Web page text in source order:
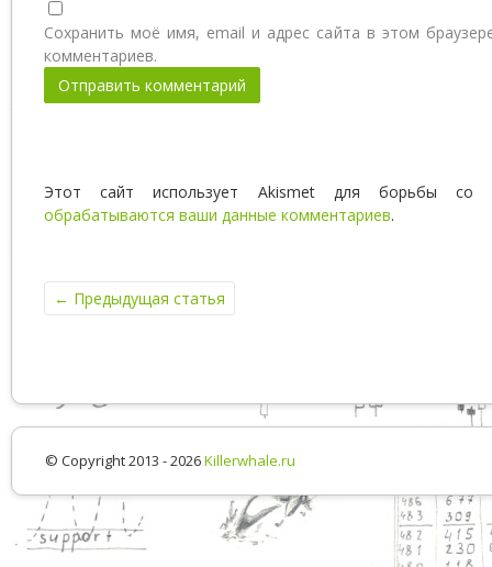
Сохранить моё имя, email и адрес сайта в этом
комментариев.
Этот сайт использует Akismet для борьбы
обрабатываются ваши данные комментариев.
← Предыдущая статья
© Copyright 2013 - 2026Killerwhale.ru